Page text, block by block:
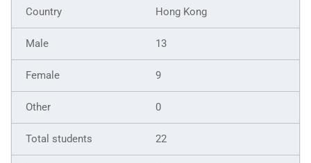
Hong Kong
13
9
0
22